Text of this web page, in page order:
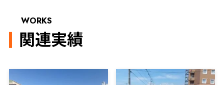
WORKS
関連実績